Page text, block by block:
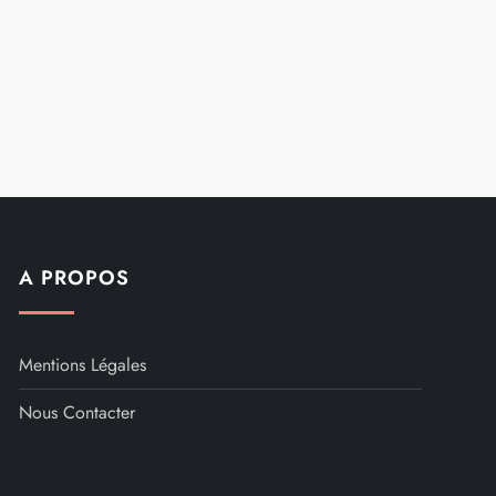
A PROPOS
Mentions Légales
Nous Contacter